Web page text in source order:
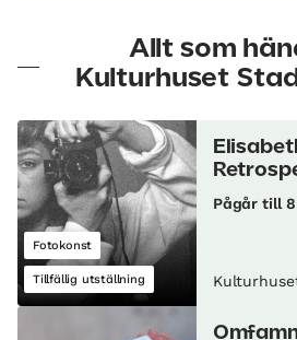
Allt som
Kulturhuset
Fotokonst
Tillfällig utställning
Pågår till